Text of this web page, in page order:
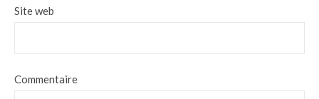
Site web
Commentaire